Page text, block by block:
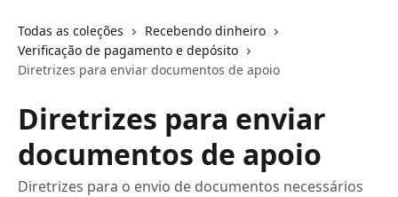
Todas as coleções
Recebendo dinheiro
Verificação de pagamento e depósito
Diretrizes para enviar documentos de apoio
Diretrizes para enviar
documentos de apoio
Diretrizes para o envio de documentos necessários